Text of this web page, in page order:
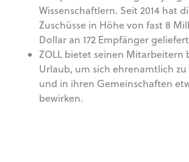
Wissenschaftlern. Seit 2014 hat
Zuschüsse in Höhe von fast 8
Dollar an 172 Empfänger
ZOLL bietet seinen Mitarbeitern
Urlaub, um sich ehrenamtlich
und in ihren Gemeinschaften
bewirken.